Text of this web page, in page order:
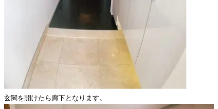
玄関を開けたら廊下となります。